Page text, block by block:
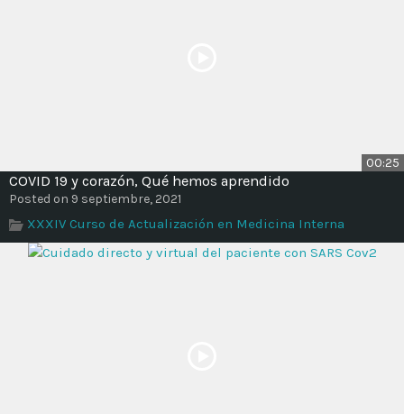
00:25
COVID 19 y corazón, Qué hemos aprendido
Posted on 9 septiembre, 2021
XXXIV Curso de Actualización en Medicina Interna